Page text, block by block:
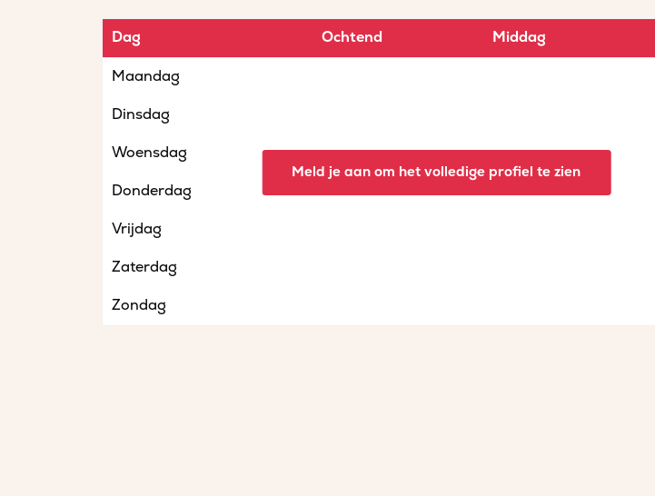
Dag Ochtend Middag
Maandag
Dinsdag
Woensdag
Donderdag
Vrijdag
Zaterdag
Zondag
Meld je aan om het volledige profiel te zien